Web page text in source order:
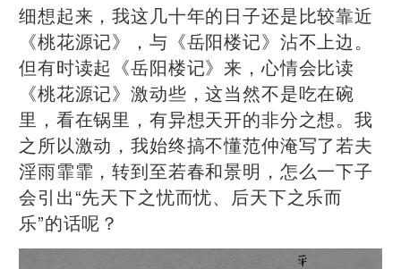
细想起来，我这几十年的日子还是比较靠近
《桃花源记》，与《岳阳楼记》沾不上边。
但有时读起《岳阳楼记》来，心情会比读
《桃花源记》激动些，这当然不是吃在碗
里，看在锅里，有异想天开的非分之想。我
之所以激动，我始终搞不懂范仲淹写了若夫
淫雨霏霏，转到至若春和景明，怎么一下子
会引出“先天下之忧而忧、后天下之乐而
乐”的话呢？